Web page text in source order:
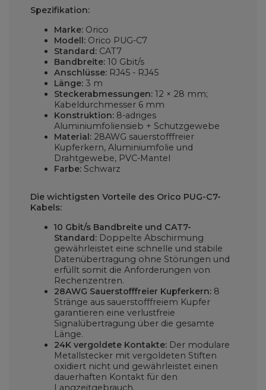
Spezifikation:
Marke: Orico
Modell: Orico PUG-C7
Standard: CAT7
Bandbreite: 10 Gbit/s
Anschlüsse: RJ45 - RJ45
Länge: 3 m
Steckerabmessungen: 12 × 28 mm;
Kabeldurchmesser 6 mm
Konstruktion: 8-adriges
Aluminiumfoliensieb + Schutzgewebe
Material: 28AWG sauerstofffreier
Kupferkern, Aluminiumfolie und
Drahtgewebe, PVC-Mantel
Farbe: Schwarz
Die wichtigsten Vorteile des Orico PUG-C7-
Kabels:
10 Gbit/s Bandbreite und CAT7-
Standard: Doppelte Abschirmung
gewährleistet eine schnelle und stabile
Datenübertragung ohne Störungen und
erfüllt somit die Anforderungen von
Rechenzentren.
28AWG Sauerstofffreier Kupferkern: 8
Stränge aus sauerstofffreiem Kupfer
garantieren eine verlustfreie
Signalübertragung über die gesamte
Länge.
24K vergoldete Kontakte: Der modulare
Metallstecker mit vergoldeten Stiften
oxidiert nicht und gewährleistet einen
dauerhaften Kontakt für den
Langzeitgebrauch.